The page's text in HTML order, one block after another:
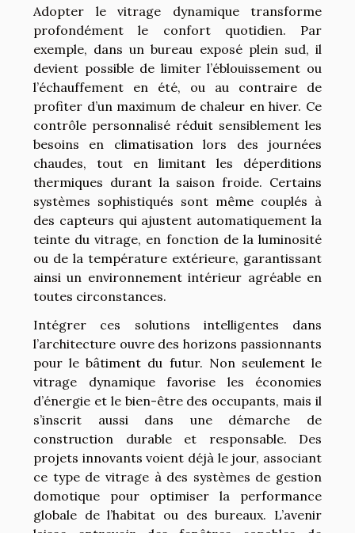
Adopter le vitrage dynamique transforme
profondément le confort quotidien. Par
exemple, dans un bureau exposé plein sud, il
devient possible de limiter l’éblouissement ou
l’échauffement en été, ou au contraire de
profiter d’un maximum de chaleur en hiver. Ce
contrôle personnalisé réduit sensiblement les
besoins en climatisation lors des journées
chaudes, tout en limitant les déperditions
thermiques durant la saison froide. Certains
systèmes sophistiqués sont même couplés à
des capteurs qui ajustent automatiquement la
teinte du vitrage, en fonction de la luminosité
ou de la température extérieure, garantissant
ainsi un environnement intérieur agréable en
toutes circonstances.
Intégrer ces solutions intelligentes dans
l’architecture ouvre des horizons passionnants
pour le bâtiment du futur. Non seulement le
vitrage dynamique favorise les économies
d’énergie et le bien-être des occupants, mais il
s’inscrit aussi dans une démarche de
construction durable et responsable. Des
projets innovants voient déjà le jour, associant
ce type de vitrage à des systèmes de gestion
domotique pour optimiser la performance
globale de l’habitat ou des bureaux. L’avenir